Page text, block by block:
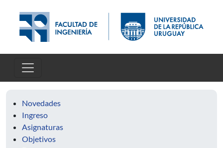
Novedades
Ingreso
Asignaturas
Objetivos